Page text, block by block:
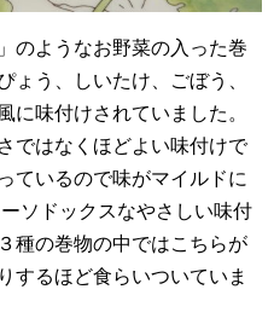
のようなお野菜の入った巻
ょう、しいたけ、ごぼう、
に味付けされていました。
ではなくほどよい味付けで
ているので味がマイルドに
ソドックスなやさしい味付
種の巻物の中ではこちらが
するほど食らいついていま